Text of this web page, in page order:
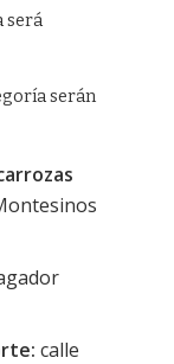
será
serán
calle